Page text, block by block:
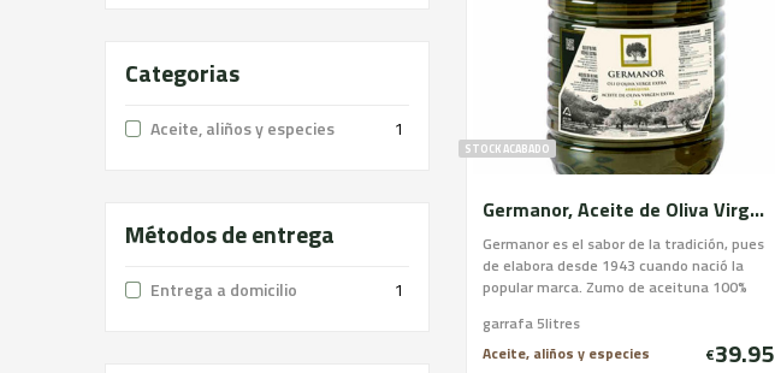
STOCK ACABADO
Germanor, Aceite de Oliva Virgen Extra de Arbequina, garrafa de 5litros
Germanor es el sabor de la tradición, pues
de elabora desde 1943 cuando nació la
popular marca. Zumo de aceituna 100%
por los socios de la cooperativa. Un aceite
de oliva Arbequina, elemento básico de la
garrafa 5litres
Aceite, aliños y especies
€39.95
Categorias
Aceite, aliños y especies 1
Métodos de entrega
Entrega a domicilio 1